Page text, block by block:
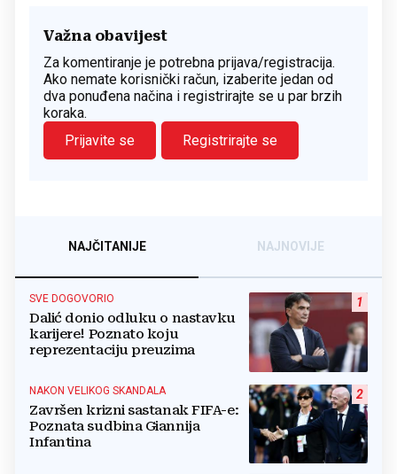
Važna obavijest
Za komentiranje je potrebna prijava/registracija.
Ako nemate korisnički račun, izaberite jedan od
dva ponuđena načina i registrirajte se u par brzih
koraka.
Prijavite se
Registrirajte se
NAJČITANIJE NAJNOVIJE
1
SVE DOGOVORIO
Dalić donio odluku o nastavku
karijere! Poznato koju
reprezentaciju preuzima
2
NAKON VELIKOG SKANDALA
Završen krizni sastanak FIFA-e:
Poznata sudbina Giannija
Infantina